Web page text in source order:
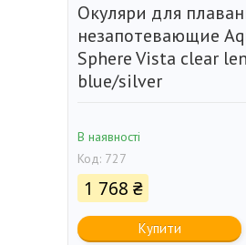
Окуляри для
незапотевающие
Sphere Vista clear
blue/silver
В наявності
Код: 727
1 768 ₴
Купити